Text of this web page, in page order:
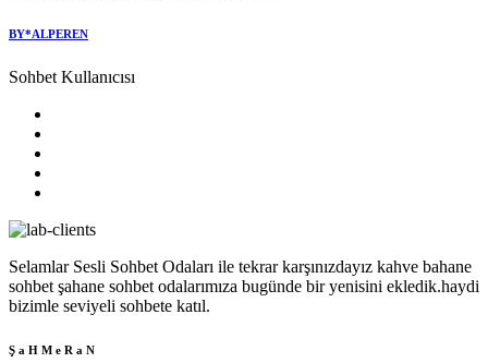
BY*ALPEREN
Sohbet Kullanıcısı
Selamlar Sesli Sohbet Odaları ile tekrar karşınızdayız kahve bahane
sohbet şahane sohbet odalarımıza bugünde bir yenisini ekledik.haydi
bizimle seviyeli sohbete katıl.
Ş a H M e R a N